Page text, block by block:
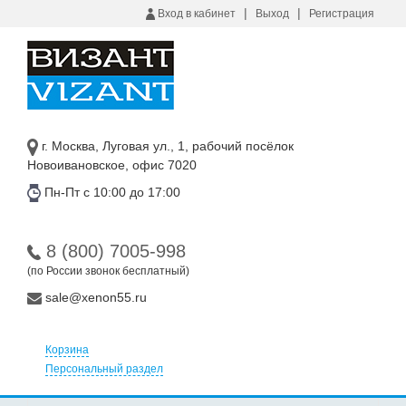
Вход в кабинет | Выход | Регистрация
г. Москва, Луговая ул., 1, рабочий посёлок
Новоивановское, офис 7020
Пн-Пт с 10:00 до 17:00
8 (800) 7005-998
(по России звонок бесплатный)
sale@xenon55.ru
Корзина
Персональный раздел